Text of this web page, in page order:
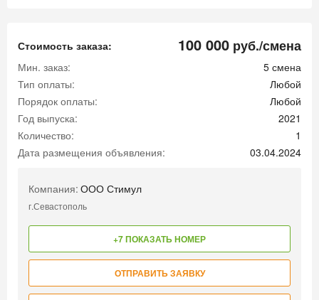
Стоимость заказа: 100 000 руб./смена
Мин. заказ:
5 смена
Тип оплаты:
Любой
Порядок оплаты:
Любой
Год выпуска:
2021
Количество:
1
Дата размещения объявления:
03.04.2024
Компания: ООО Стимул
г.Севастополь
+7 ПОКАЗАТЬ НОМЕР
ОТПРАВИТЬ ЗАЯВКУ